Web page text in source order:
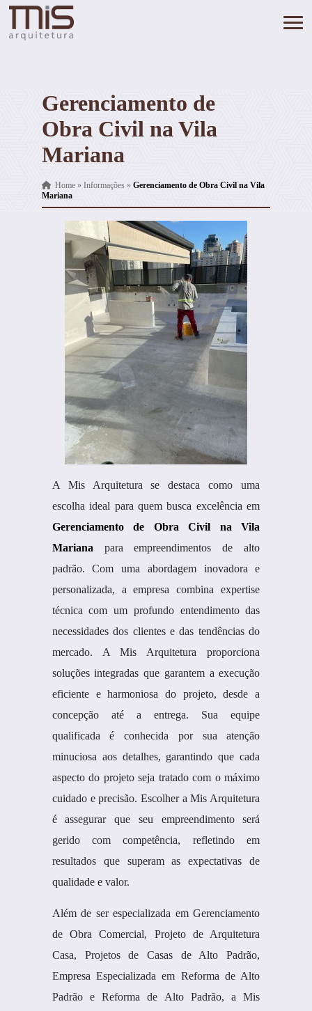
Gerenciamento de
Obra Civil na Vila
Mariana
Home» Informações » Gerenciamento de Obra Civil na Vila
Mariana
A Mis Arquitetura se destaca como uma
escolha ideal para quem busca excelência em
Gerenciamento de Obra Civil na Vila
Mariana para empreendimentos de alto
padrão. Com uma abordagem inovadora e
personalizada, a empresa combina expertise
técnica com um profundo entendimento das
necessidades dos clientes e das tendências do
mercado. A Mis Arquitetura proporciona
soluções integradas que garantem a execução
eficiente e harmoniosa do projeto, desde a
concepção até a entrega. Sua equipe
qualificada é conhecida por sua atenção
minuciosa aos detalhes, garantindo que cada
aspecto do projeto seja tratado com o máximo
cuidado e precisão. Escolher a Mis Arquitetura
é assegurar que seu empreendimento será
gerido com competência, refletindo em
resultados que superam as expectativas de
qualidade e valor.
Além de ser especializada em Gerenciamento
de Obra Comercial, Projeto de Arquitetura
Casa, Projetos de Casas de Alto Padrão,
Empresa Especializada em Reforma de Alto
Padrão e Reforma de Alto Padrão, a Mis